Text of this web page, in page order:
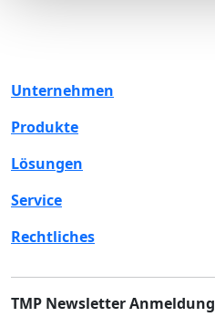
Unternehmen
Produkte
Lösungen
Service
Rechtliches
TMP Newsletter Anmeldung